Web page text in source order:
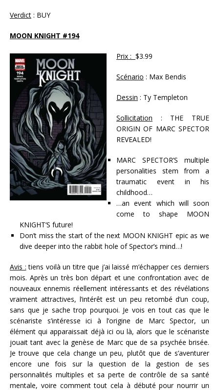
Verdict : BUY
MOON KNIGHT #194
Prix : $3.99
Scénario : Max Bendis
Dessin : Ty Templeton
Sollicitation : THE TRUE
ORIGIN OF MARC SPECTOR
REVEALED!
MARC SPECTOR’S multiple
personalities stem from a
traumatic event in his
childhood…
…an event which will soon
come to shape MOON
KNIGHT’S future!
Don’t miss the start of the next MOON KNIGHT epic as we
dive deeper into the rabbit hole of Spector’s mind…!
Avis : tiens voilà un titre que j’ai laissé m’échapper ces derniers
mois. Après un très bon départ et une confrontation avec de
nouveaux ennemis réellement intéressants et des révélations
vraiment attractives, l’intérêt est un peu retombé d’un coup,
sans que je sache trop pourquoi. Je vois en tout cas que le
scénariste s’intéresse ici à l’origine de Marc Spector, un
élément qui apparaissait déjà ici ou là, alors que le scénariste
jouait tant avec la genèse de Marc que de sa psychée brisée.
Je trouve que cela change un peu, plutôt que de s’aventurer
encore une fois sur la question de la gestion de ses
personnalités multiples et sa perte de contrôle de sa santé
mentale, voire comment tout cela à débuté pour nourrir un